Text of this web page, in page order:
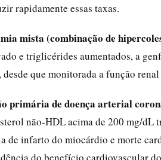
rapidamente essas taxas.
mista (combinação de
e triglicérides aumentados, a
desde que monitorada a função
primária de doença arterial
não-HDL acima de 200 mg/dL
de infarto do miocárdio e morte
do benefício cardiovascular